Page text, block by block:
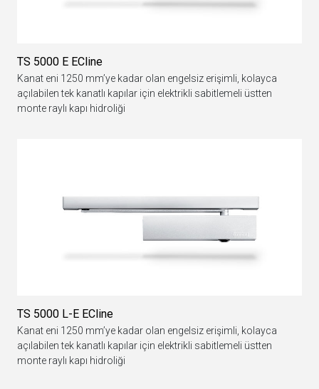
TS 5000 E ECline
Kanat eni 1250 mm’ye kadar olan engelsiz erişimli, kolayca
açılabilen tek kanatlı kapılar için elektrikli sabitlemeli üstten
monte raylı kapı hidroliği
TS 5000 L-E ECline
Kanat eni 1250 mm’ye kadar olan engelsiz erişimli, kolayca
açılabilen tek kanatlı kapılar için elektrikli sabitlemeli üstten
monte raylı kapı hidroliği